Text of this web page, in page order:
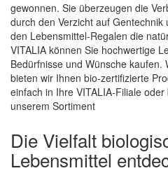
gewonnen. Sie überzeugen die
durch den Verzicht auf Gentechnik
den Lebensmittel-Regalen die
VITALIA können Sie hochwertige
Bedürfnisse und Wünsche kaufen.
bieten wir Ihnen bio-zertifizierte
einfach in Ihre VITALIA-Filiale
unserem Sortiment
Die Vielfalt
Lebensmittel